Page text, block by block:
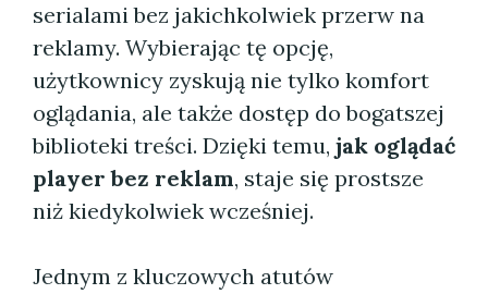
serialami bez jakichkolwiek przerw na
reklamy. Wybierając tę opcję,
użytkownicy zyskują nie tylko komfort
oglądania, ale także dostęp do bogatszej
biblioteki treści. Dzięki temu, jak oglądać
player bez reklam, staje się prostsze
niż kiedykolwiek wcześniej.
Jednym z kluczowych atutów